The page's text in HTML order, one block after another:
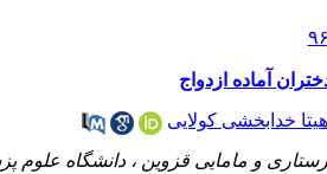
آماده ازدواج
خدابخشی کولایی
و مامایی قزوین ، دانشگاه علوم